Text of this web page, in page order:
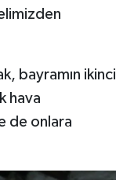
bayramın ikinci
hava
de onlara